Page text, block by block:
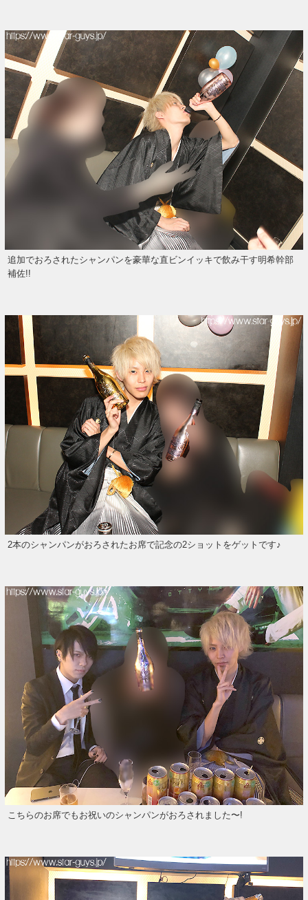
追加でおろされたシャンパンを豪華な直ビンイッキで飲み干す明希幹部
補佐!!
2本のシャンパンがおろされたお席で記念の2ショットをゲットです♪
こちらのお席でもお祝いのシャンパンがおろされました〜!